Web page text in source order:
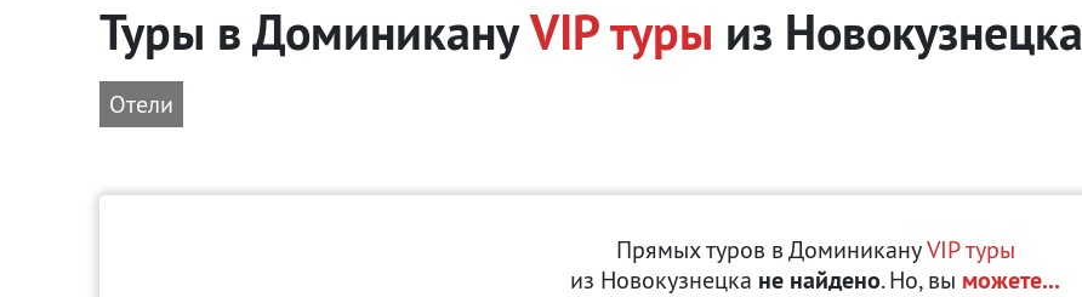
Туры в ДоминикануVIP туры из Новокузнецка
Отели
Прямых туров в ДоминикануVIP туры
из Новокузнецка не найдено. Но, вы можете...